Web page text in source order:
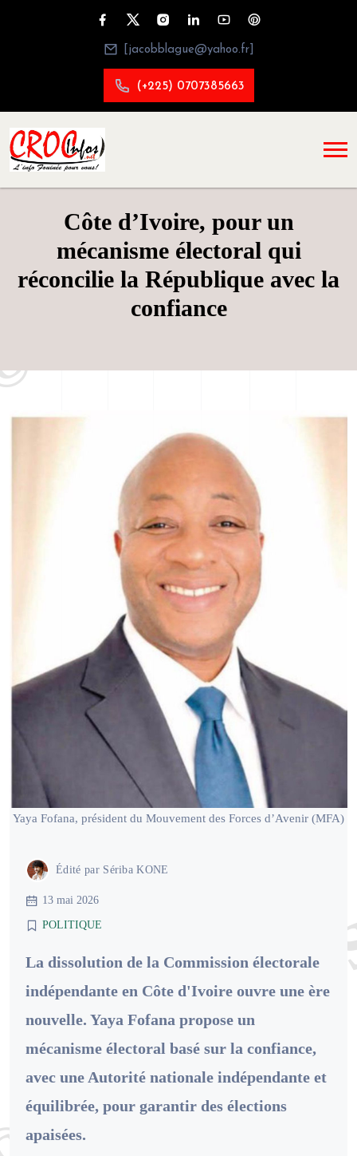
[jacobblague@yahoo.fr]
(+225) 0707385663
Côte d’Ivoire, pour un
mécanisme électoral qui
réconcilie la République avec la
confiance
Yaya Fofana, président du Mouvement des Forces d’Avenir (MFA)
Édité par Sériba KONE
13 mai 2026
POLITIQUE
La dissolution de la Commission électorale
indépendante en Côte d'Ivoire ouvre une ère
nouvelle. Yaya Fofana propose un
mécanisme électoral basé sur la confiance,
avec une Autorité nationale indépendante et
équilibrée, pour garantir des élections
apaisées.